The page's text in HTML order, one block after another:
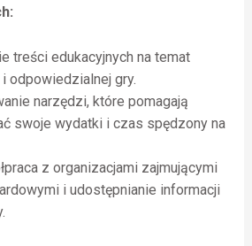
treści edukacyjnych na temat
odpowiedzialnej gry.
narzędzi, które pomagają
swoje wydatki i czas spędzony na
z organizacjami zajmującymi
i udostępnianie informacji